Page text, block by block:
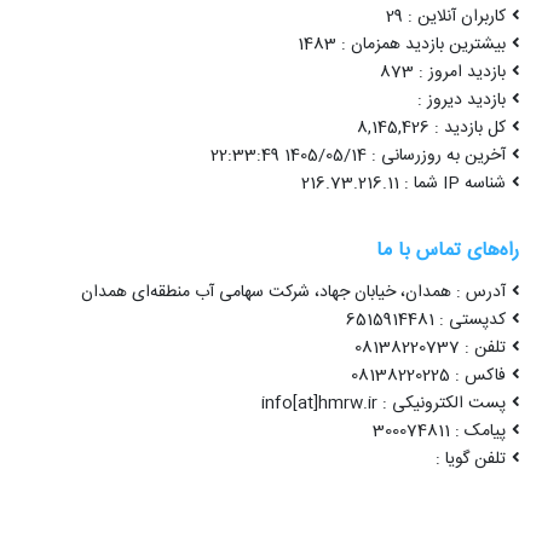
کاربران آنلاین : 29
بیشترین بازدید همزمان : 1483
بازدید امروز : 873
بازدید دیروز :
کل بازدید : 8,145,426
آخرین به روزرسانی : 1405/05/14 22:33:49
شناسه IP شما : 216.73.216.11
راه‌های تماس با ما
آدرس : همدان، خیابان جهاد، شرکت سهامی آب منطقه‌ای همدان
کدپستی : 6515914481
تلفن : 08138220737
فاکس : 08138220225
پست الکترونیکی : info[at]hmrw.ir
پیامک : 300074811
تلفن گویا :